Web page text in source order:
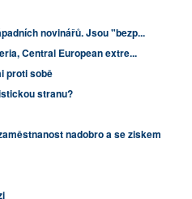
novinářů. Jsou "bezp...
Central European extre...
proti sobě
stranu?
nadobro a se ziskem